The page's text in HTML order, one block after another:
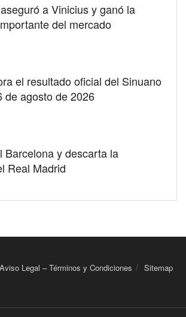
a Vinicius y ganó la
del mercado
el resultado oficial del Sinuano
de agosto de 2026
Barcelona y descarta la
Real Madrid
Aviso Legal – Términos y Condiciones Sitemap